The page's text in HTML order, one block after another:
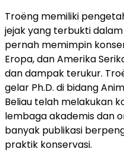
Troëng memiliki
jejak yang terbukti
pernah memimpin
Eropa, dan Amerika
dan dampak terukur.
gelar Ph.D. di bidang
Beliau telah melakukan
lembaga akademis dan
banyak publikasi
praktik konservasi.